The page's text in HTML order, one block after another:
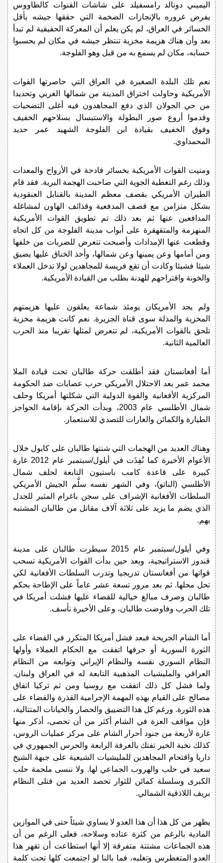
اليميني دونالد رامسفيلد على شاشات القنوات كالطاووس
يفرض غروره بالإنجازات الضخمة التي حققها جيشه بأقل
الخسائر في العراق، لم يكن يعلم أن المعركة الحقيقية لم تبدأ
بعد وأن هناك هزيمة مخزية تنتظر جيشه في مكان لم يحسبوا
حسابه، مكان لم يسمع به من قبل وهو الفلوجة.
نعم تلك البلدة الصغيرة في العراق التي حاصرتها القوات
الأمريكية وحاولت اختراق المدينة من شمالها الغربي وتحديدا
من حي الجولان الذي دفع المجاهدون فيه أغلى التضحيات
وقدموا أروع صور البطولة والاستبسال بسلاحهم الخفيف
وفوق الخفيف بقيادة ابن الفلوجة الشهيد عمر حديد
المحمداوي.
ومنيت القوات الأمريكية بخسائر فادحة في الأرواح والمعدات
وذلك رغم التغطية الجوية التي صاحبت الهجمة البرية. فقد قام
الطيران الأمريكي بقصف معظم المدينة بالقنابل العنقودية
بشكل متزامن مع قصف المدفعية وقذائف الهاون لمشاغلة
المدافعين عنها ثم بعد ذلك تم تطويق القوات الأمريكية
المنهزمة والمتقهقرة على أبواب مدينة الفلوجة من كل اتجاه
وقطعت عنها الإمدادات وأصبحت تتعرض للضربات من خلفها
ومن أمامها وعن يمينها وعن شمالها، وأخذ الخناق عليها يضيق
شيئا فشيئا وكادت أن تقع فريسة للمجاهدين لولا تدخل العملاء
والخونة واقتراحهم للهدنة بطلب من القيادة الأمريكية.
ولم يجد الأمريكان يومئذ شماعة يعلقون عليها هزيمتهم
المخزية والمذلة سوى قناة الجزيرة. نعم كانت هزيمة مخزية
تلحق بالقوات الأمريكية، لم تتعرض لمثلها تقريبا منذ الحرب
العالمية الثانية.
أما أفغانستان فقد أطلقت حركة طالبان تحت قيادة الملا
محمد عمر بعد الاحتلال الأمريكي حرب عصابات ضد الحكومة
المركزية الأفغانية والقوة الدولية التي شكلتها أمريكا وحلف
شمال الأطلسي عام 2003، وبدأت الحركة بإقامة الحواجز
الطيارة والكمائن والغارات للتصدي للاستعمار.
وهناك العديد من الهجمات التي شنتها طالبان على كابول خلال
الأعوام الأخيرة كما نُفِذَت في أيلول/سبتمبر عام 2012 غارة
كبيرة على قاعدة كامب باستيون التابعة لحلف شمال
الأطلسي (الناتو)، وفي الشهر نفسه سلَّم الجيش الأمريكي
السلطات الأفغانية الإشراف على سجن باغرام المثير للجدل
الذي يضم ما يزيد على ثلاثة آلاف مقاتل من طالبان المشتبه
بهم.
وفي أيلول/سبتمبر عام 2015 سيطرت طالبان على مدينة
قندوز الاستراتيجية، وبعد حين بدأت القوات الأمريكية تسحب
قواتها من أفغانستان تدريجيا وتدرب السلطات الأفغانية لكي
تحل محلها. ثم بعد مرور تسعة عشر عاماً على الإطاحة بحكم
طالبان وصرف مبالغ خيالية للقضاء عليها فشلت أمريكا في
تلك الحرب وفاوضت طالبان، وعلى الأخيرة نأسف.
أما الشام الجريحة فبعد فشل أمريكا المتكرر في القضاء على
الثورة السورية أو حرفها اتفقت مع الحكام العملاء وأولها
النظام السوري نفسه والنظام الإيراني وتوابعه من النظام
العراقي والمليشيات المذهبية التابعة له في العراق ولبنان.
ولما فشل كل ذلك اتفقت مع روسيا ومن ثم تركيا اتفاق
مصالح على القيام بهذه المهمة الإجرامية القذرة والقضاء على
هذه الثورة. ورغم كل هذا التضييق والحصار والخيانات المتتالية،
فإن مواقف العزة في الشام أكثر من أن تحصى، أذكر منها
غارة لأربعة من جنود أحرار الشام على مركز عمليات الروس،
كذلك نخبة الخير تفتك بالغرفة الرابعة والحرس الجمهوري في
داريا واقتحام المجاهدين للمليشيات الشيعية على جبهة الشيخ
سعيد في حلب والهروب الجماعي لها. ولا ننسى ملحمة حلب
الكبرى وسلسلة كمائن للثوار تحصد العديد من قتلى النظام
بريف اللاذقية الشمالي.
يظهر من كل هذا أن هذا العدو لا يساوي شيئاً حتى في الموازين
المادية بالرغم من كثرة عتاده وسلاحه، فعلى الرغم من أن
هذه الجماعات مشتتة متفرقة إلا أنها استطاعت أن تقهر هذا
العدو المتغطرس وتغلبه، فما بالنا لو اجتمعت كلها تحت كلمة